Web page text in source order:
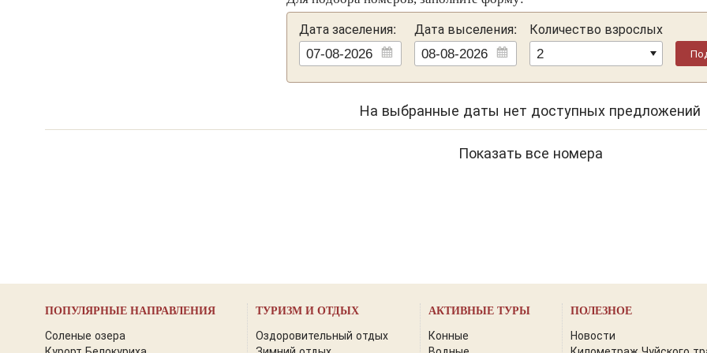
Дата заселения: Дата выселения: Количество взрослых
На выбранные даты нет доступных предложений
Показать все номера
ПОПУЛЯРНЫЕ НАПРАВЛЕНИЯ
Соленые озера
ТУРИЗМ И ОТДЫХ
Оздоровительный отдых
АКТИВНЫЕ ТУРЫ
Конные
ПОЛЕЗНОЕ
Новости